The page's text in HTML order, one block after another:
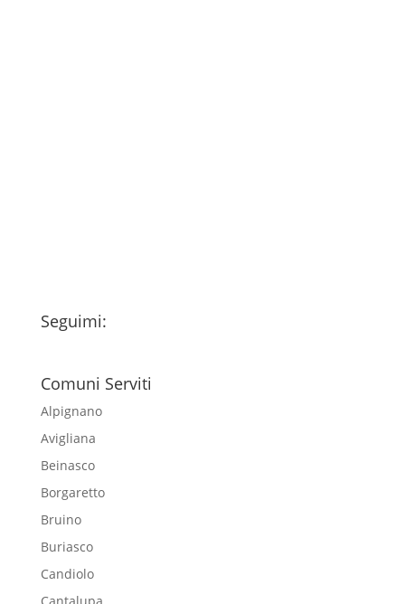
Seguimi:
Comuni Serviti
Alpignano
Avigliana
Beinasco
Borgaretto
Bruino
Buriasco
Candiolo